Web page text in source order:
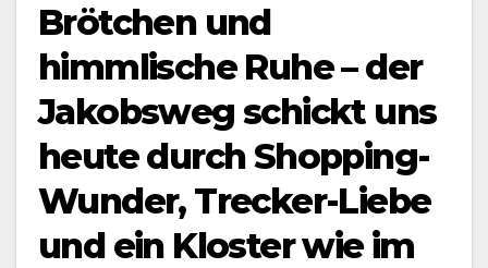
Brötchen und
himmlische Ruhe – der
Jakobsweg schickt uns
heute durch Shopping-
Wunder, Trecker-Liebe
und ein Kloster wie im